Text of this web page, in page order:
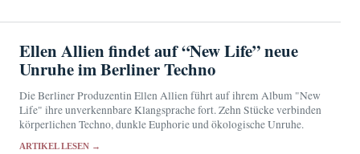
Ellen Allien findet auf “New Life” neue
Unruhe im Berliner Techno
Die Berliner Produzentin Ellen Allien führt auf ihrem Album "New
Life" ihre unverkennbare Klangsprache fort. Zehn Stücke verbinden
körperlichen Techno, dunkle Euphorie und ökologische Unruhe.
ARTIKEL LESEN →